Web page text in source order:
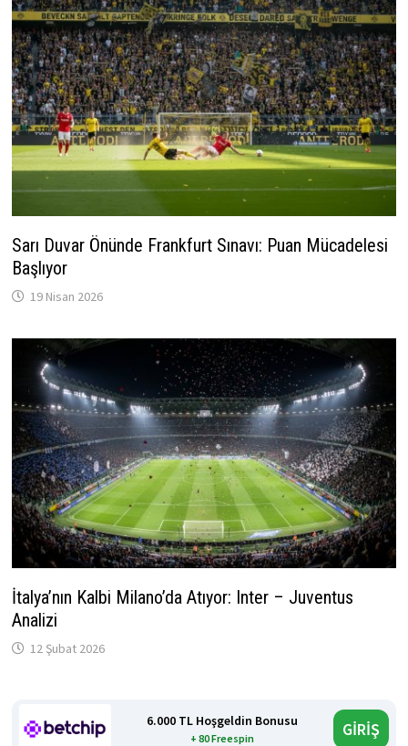
Sarı Duvar Önünde Frankfurt Sınavı: Puan Mücadelesi
Başlıyor
19 Nisan 2026
İtalya’nın Kalbi Milano’da Atıyor: Inter – Juventus
Analizi
12 Şubat 2026
6.000 TL Hoşgeldin Bonusu
+ 80 Freespin GİRİŞ